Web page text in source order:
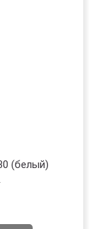
(белый)